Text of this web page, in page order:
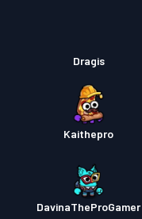
Dragis
Kaithepro
DavinaTheProGamer